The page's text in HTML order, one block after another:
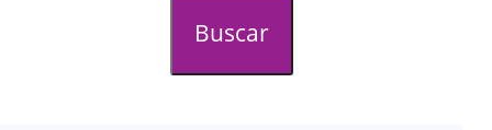
e
o
Buscar